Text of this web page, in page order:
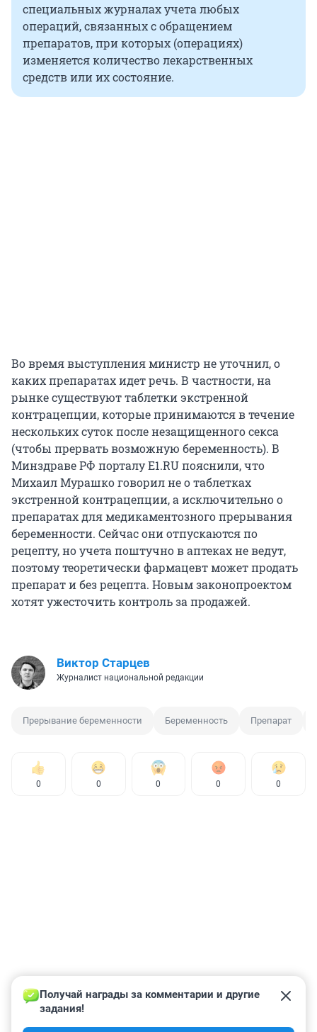
специальных журналах учета любых
операций, связанных с обращением
препаратов, при которых (операциях)
изменяется количество лекарственных
средств или их состояние.
Во время выступления министр не уточнил, о
каких препаратах идет речь. В частности, на
рынке существуют таблетки экстренной
контрацепции, которые принимаются в течение
нескольких суток после незащищенного секса
(чтобы прервать возможную беременность). В
Минздраве РФ порталу E1.RU пояснили, что
Михаил Мурашко говорил не о таблетках
экстренной контрацепции, а исключительно о
препаратах для медикаментозного прерывания
беременности. Сейчас они отпускаются по
рецепту, но учета поштучно в аптеках не ведут,
поэтому теоретически фармацевт может продать
препарат и без рецепта. Новым законопроектом
хотят ужесточить контроль за продажей.
Виктор Старцев
Журналист национальной редакции
Прерывание беременности Беременность Препарат
0 0 0 0 0
Получай награды за комментарии и другие
задания!